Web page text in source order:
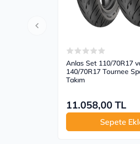
Anlas Set 110/70R17
140/70R17 Tournee
Takım
11.058,00 TL
Sepete